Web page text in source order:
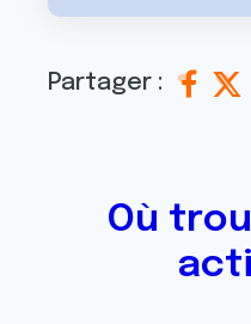
Partager :
Où